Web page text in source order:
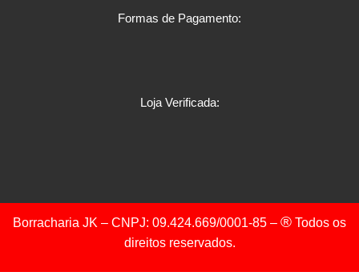
Formas de Pagamento:
Loja Verificada:
Borracharia JK – CNPJ: 09.424.669/0001-85 – ® Todos os
direitos reservados.